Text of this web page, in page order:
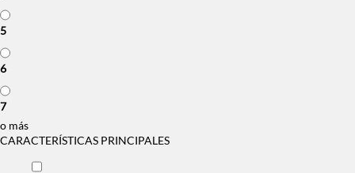
5
6
7
o más
CARACTERÍSTICAS PRINCIPALES